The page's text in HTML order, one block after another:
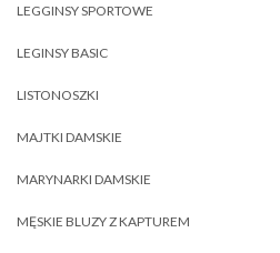
LEGGINSY SPORTOWE
LEGINSY BASIC
LISTONOSZKI
MAJTKI DAMSKIE
MARYNARKI DAMSKIE
MĘSKIE BLUZY Z KAPTUREM